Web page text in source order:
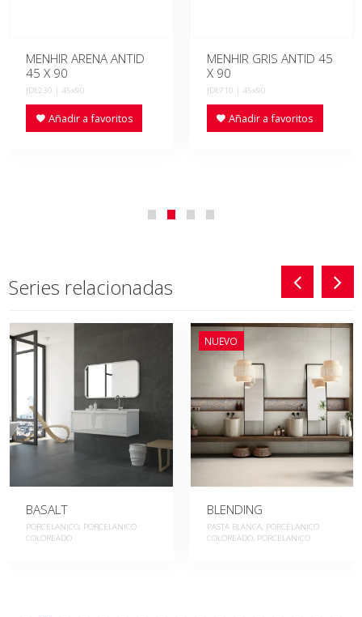
MENHIR ARENA ANTID
45 X 90
JDL230 | 45x90
Añadir a favoritos
MENHIR GRIS ANTID 45
X 90
JDL710 | 45x90
Añadir a favoritos
Series relacionadas
BASALT
PORCELANICO, PORCELANICO
COLOREADO
NUEVO
BLENDING
PASTA BLANCA, PORCELANICO
COLOREADO, PORCELANICO